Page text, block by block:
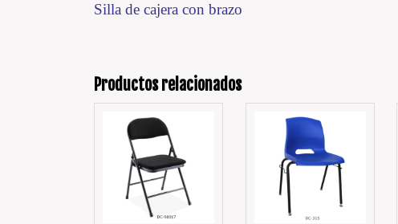
Silla de cajera con brazo
Productos relacionados